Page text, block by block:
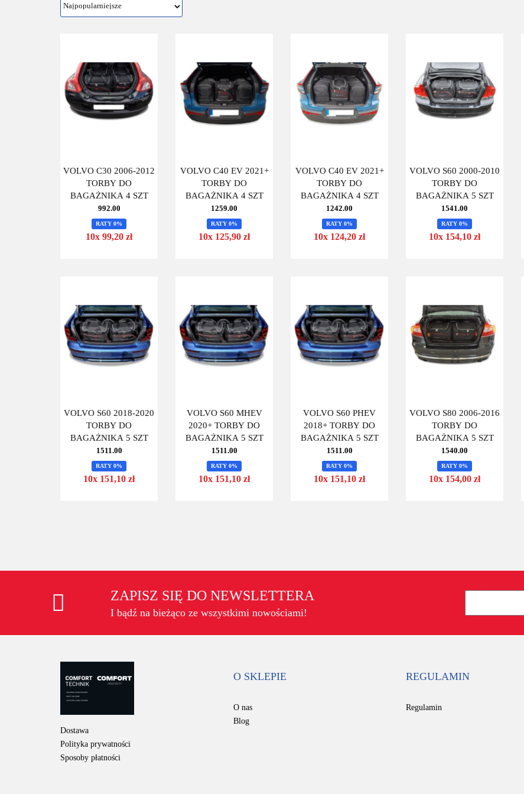
VOLVO C30 2006-2012
TORBY DO
BAGAŻNIKA 4 SZT
992.00
RATY 0%
10x 99,20 zł
VOLVO C40 EV 2021+
TORBY DO
BAGAŻNIKA 4 SZT
1259.00
RATY 0%
10x 125,90 zł
VOLVO C40 EV 2021+
TORBY DO
BAGAŻNIKA 4 SZT
1242.00
RATY 0%
10x 124,20 zł
VOLVO S60 2000-2010
TORBY DO
BAGAŻNIKA 5 SZT
1541.00
RATY 0%
10x 154,10 zł
VOLVO S60 2018-2020
TORBY DO
BAGAŻNIKA 5 SZT
1511.00
RATY 0%
10x 151,10 zł
VOLVO S60 MHEV
2020+ TORBY DO
BAGAŻNIKA 5 SZT
1511.00
RATY 0%
10x 151,10 zł
VOLVO S60 PHEV
2018+ TORBY DO
BAGAŻNIKA 5 SZT
1511.00
RATY 0%
10x 151,10 zł
VOLVO S80 2006-2016
TORBY DO
BAGAŻNIKA 5 SZT
1540.00
RATY 0%
10x 154,00 zł
ZAPISZ SIĘ DO NEWSLETTERA
I bądź na bieżąco ze wszystkimi nowościami!
Dostawa
Polityka prywatności
Sposoby płatności
O SKLEPIE
O nas
Blog
REGULAMIN
Regulamin